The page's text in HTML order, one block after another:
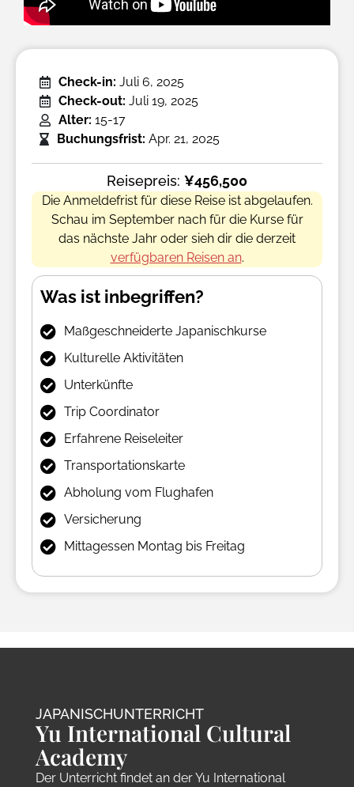
Check-in: Juli 6, 2025
Check-out: Juli 19, 2025
Alter: 15-17
Buchungsfrist: Apr. 21, 2025
Reisepreis: ¥456,500
Die Anmeldefrist für diese Reise ist abgelaufen.
Schau im September nach für die Kurse für
das nächste Jahr oder sieh dir die derzeit
verfügbaren Reisen an.
Was ist inbegriffen?
Maßgeschneiderte Japanischkurse
Kulturelle Aktivitäten
Unterkünfte
Trip Coordinator
Erfahrene Reiseleiter
Transportationskarte
Abholung vom Flughafen
Versicherung
Mittagessen Montag bis Freitag
JAPANISCHUNTERRICHT
Yu International Cultural
Academy
Der Unterricht findet an der Yu International